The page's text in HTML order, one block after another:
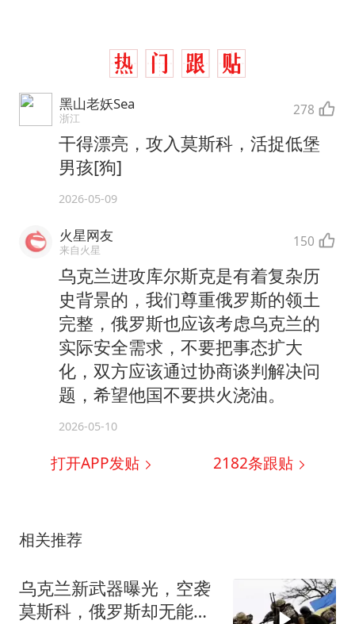
黑山老妖Sea
浙江 278
干得漂亮，攻入莫斯科，活捉低堡
男孩[狗]
2026-05-09
火星网友
来自火星 150
乌克兰进攻库尔斯克是有着复杂历
史背景的，我们尊重俄罗斯的领土
完整，俄罗斯也应该考虑乌克兰的
实际安全需求，不要把事态扩大
化，双方应该通过协商谈判解决问
题，希望他国不要拱火浇油。
2026-05-10
打开APP发贴 2182条跟贴
相关推荐
乌克兰新武器曝光，空袭
莫斯科，俄罗斯却无能为